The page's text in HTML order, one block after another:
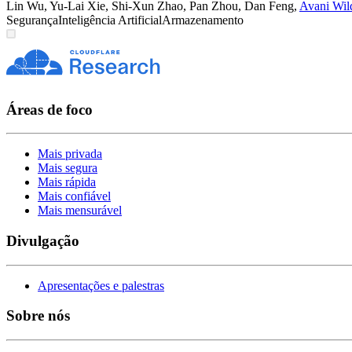
Lin Wu, Yu-Lai Xie, Shi-Xun Zhao, Pan Zhou, Dan Feng, Avani
SegurançaInteligência ArtificialArmazenamento
Áreas de foco
Mais privada
Mais segura
Mais rápida
Mais confiável
Mais mensurável
Divulgação
Apresentações e palestras
Sobre nós